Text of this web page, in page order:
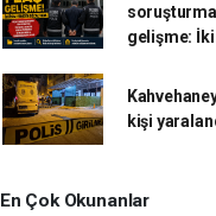
gelişme:
kişi
En Çok Okunanlar